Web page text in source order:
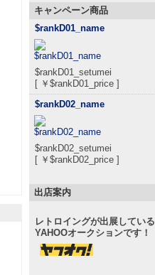
キャンペーン商品
$rankD01_name
$rankD01_setumei
[ ￥$rankD01_price ]
$rankD02_name
$rankD02_setumei
[ ￥$rankD02_price ]
出店案内
レトロイングが出展している
YAHOOオークションです！